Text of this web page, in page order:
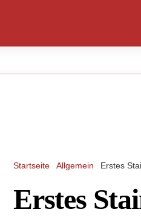
Startseite Allgemein Erstes
Erstes